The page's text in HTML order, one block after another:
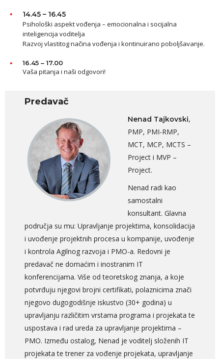
14.45 – 16.45
Psihološki aspekt vođenja – emocionalna i socijalna
inteligencija voditelja
Razvoj vlastitog načina vođenja i kontinuirano poboljšavanje.
16.45 – 17.00
Vaša pitanja i naši odgovori!
Predavač
Nenad Tajkovski,
PMP, PMI-RMP,
MCT, MCP, MCTS –
Project i MVP –
Project.
Nenad radi kao
samostalni
konsultant. Glavna
područja su mu: Upravljanje projektima, konsolidacija
i uvođenje projektnih procesa u kompanije, uvođenje
i kontrola Agilnog razvoja i PMO-a. Redovni je
predavač ne domaćim i inostranim IT
konferencijama. Više od teoretskog znanja, a koje
potvrđuju njegovi brojni certifikati, polaznicima znači
njegovo dugogodišnje iskustvo (30+ godina) u
upravljanju različitim vrstama programa i projekata te
uspostava i rad ureda za upravljanje projektima –
PMO. Između ostalog, Nenad je voditelj složenih IT
projekata te trener za vođenje projekata, upravljanje